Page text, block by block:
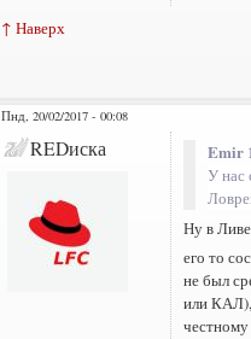
↑ Наверх
Пнд, 20/02/2017 - 00:08
REDиска Emir
У нас
Ну в
его то
не был
или КАЛ),
честному